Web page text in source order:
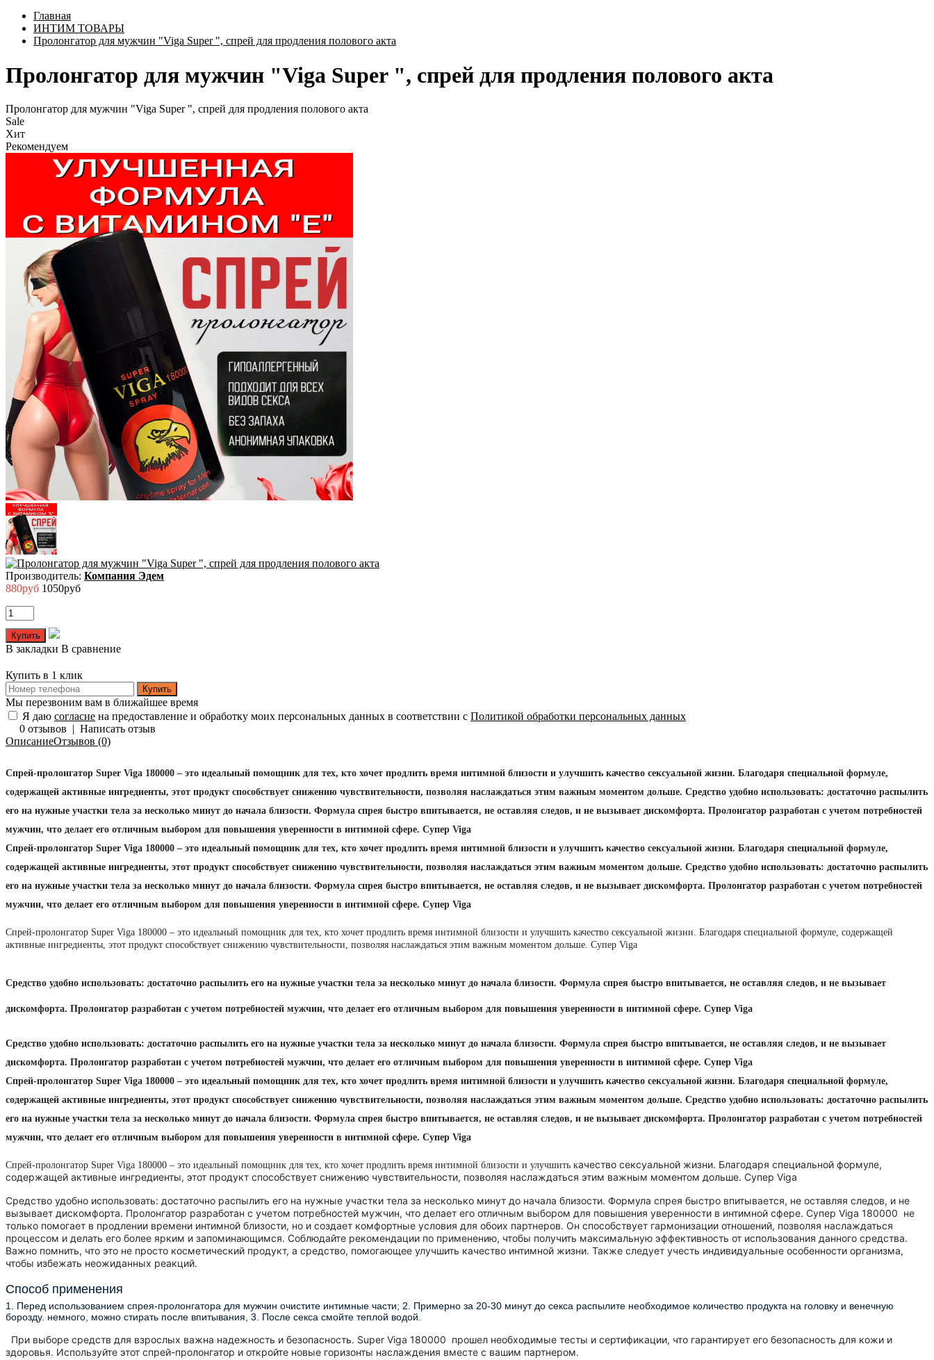
Главная
ИНТИМ ТОВАРЫ
Пролонгатор для мужчин "Viga Super ", спрей для продления полового акта
Пролонгатор для мужчин "Viga Super ", спрей для продления полового акта
Пролонгатор для мужчин "Viga Super ", спрей для продления полового акта
Sale
Хит
Рекомендуем
Производитель: Компания Эдем
880руб 1050руб
В закладки В сравнение
Купить в 1 клик
Купить
Мы перезвоним вам в ближайшее время
Я даю согласие на предоставление и обработку моих персональных данных в соответствии с Политикой обработки персональных данных
0 отзывов | Написать отзыв
ОписаниеОтзывов (0)
Спрей-пролонгатор Super Viga 180000 – это идеальный помощник для тех, кто хочет продлить время интимной близости и улучшить качество сексуальной жизни. Благодаря специальной формуле,
содержащей активные ингредиенты, этот продукт способствует снижению чувствительности, позволяя наслаждаться этим важным моментом дольше. Средство удобно использовать: достаточно распылить
его на нужные участки тела за несколько минут до начала близости. Формула спрея быстро впитывается, не оставляя следов, и не вызывает дискомфорта. Пролонгатор разработан с учетом потребностей
мужчин, что делает его отличным выбором для повышения уверенности в интимной сфере. Супер Viga
Спрей-пролонгатор Super Viga 180000 – это идеальный помощник для тех, кто хочет продлить время интимной близости и улучшить качество сексуальной жизни. Благодаря специальной формуле,
содержащей активные ингредиенты, этот продукт способствует снижению чувствительности, позволяя наслаждаться этим важным моментом дольше. Средство удобно использовать: достаточно распылить
его на нужные участки тела за несколько минут до начала близости. Формула спрея быстро впитывается, не оставляя следов, и не вызывает дискомфорта. Пролонгатор разработан с учетом потребностей
мужчин, что делает его отличным выбором для повышения уверенности в интимной сфере. Супер Viga
Спрей-пролонгатор Super Viga 180000 – это идеальный помощник для тех, кто хочет продлить время интимной близости и улучшить качество сексуальной жизни. Благодаря специальной формуле, содержащей
активные ингредиенты, этот продукт способствует снижению чувствительности, позволяя наслаждаться этим важным моментом дольше. Супер Viga
Средство удобно использовать: достаточно распылить его на нужные участки тела за несколько минут до начала близости. Формула спрея быстро впитывается, не оставляя следов, и не вызывает
дискомфорта. Пролонгатор разработан с учетом потребностей мужчин, что делает его отличным выбором для повышения уверенности в интимной сфере. Супер Viga
Средство удобно использовать: достаточно распылить его на нужные участки тела за несколько минут до начала близости. Формула спрея быстро впитывается, не оставляя следов, и не вызывает
дискомфорта. Пролонгатор разработан с учетом потребностей мужчин, что делает его отличным выбором для повышения уверенности в интимной сфере. Супер Viga
Спрей-пролонгатор Super Viga 180000 – это идеальный помощник для тех, кто хочет продлить время интимной близости и улучшить качество сексуальной жизни. Благодаря специальной формуле,
содержащей активные ингредиенты, этот продукт способствует снижению чувствительности, позволяя наслаждаться этим важным моментом дольше. Средство удобно использовать: достаточно распылить
его на нужные участки тела за несколько минут до начала близости. Формула спрея быстро впитывается, не оставляя следов, и не вызывает дискомфорта. Пролонгатор разработан с учетом потребностей
мужчин, что делает его отличным выбором для повышения уверенности в интимной сфере. Супер Viga
Спрей-пролонгатор Super Viga 180000 – это идеальный помощник для тех, кто хочет продлить время интимной близости и улучшить качество сексуальной жизни. Благодаря специальной формуле,
содержащей активные ингредиенты, этот продукт способствует снижению чувствительности, позволяя наслаждаться этим важным моментом дольше. Супер Viga
Средство удобно использовать: достаточно распылить его на нужные участки тела за несколько минут до начала близости. Формула спрея быстро впитывается, не оставляя следов, и не
вызывает дискомфорта. Пролонгатор разработан с учетом потребностей мужчин, что делает его отличным выбором для повышения уверенности в интимной сфере. Супер Viga 180000 не
только помогает в продлении времени интимной близости, но и создает комфортные условия для обоих партнеров. Он способствует гармонизации отношений, позволяя наслаждаться
процессом и делать его более ярким и запоминающимся. Соблюдайте рекомендации по применению, чтобы получить максимальную эффективность от использования данного средства.
Важно помнить, что это не просто косметический продукт, а средство, помогающее улучшить качество интимной жизни. Также следует учесть индивидуальные особенности организма,
чтобы избежать неожиданных реакций.
Способ применения
1. Перед использованием спрея-пролонгатора для мужчин очистите интимные части; 2. Примерно за 20-30 минут до секса распылите необходимое количество продукта на головку и венечную
борозду. немного, можно стирать после впитывания, 3. После секса смойте теплой водой.
При выборе средств для взрослых важна надежность и безопасность. Super Viga 180000 прошел необходимые тесты и сертификации, что гарантирует его безопасность для кожи и
здоровья. Используйте этот спрей-пролонгатор и откройте новые горизонты наслаждения вместе с вашим партнером.